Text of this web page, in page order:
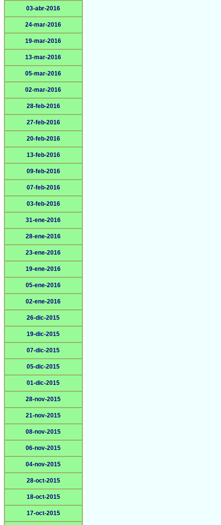
03-abr-2016
24-mar-2016
19-mar-2016
13-mar-2016
05-mar-2016
02-mar-2016
28-feb-2016
27-feb-2016
20-feb-2016
13-feb-2016
09-feb-2016
07-feb-2016
03-feb-2016
31-ene-2016
28-ene-2016
23-ene-2016
19-ene-2016
05-ene-2016
02-ene-2016
26-dic-2015
19-dic-2015
07-dic-2015
05-dic-2015
01-dic-2015
28-nov-2015
21-nov-2015
08-nov-2015
06-nov-2015
04-nov-2015
28-oct-2015
18-oct-2015
17-oct-2015